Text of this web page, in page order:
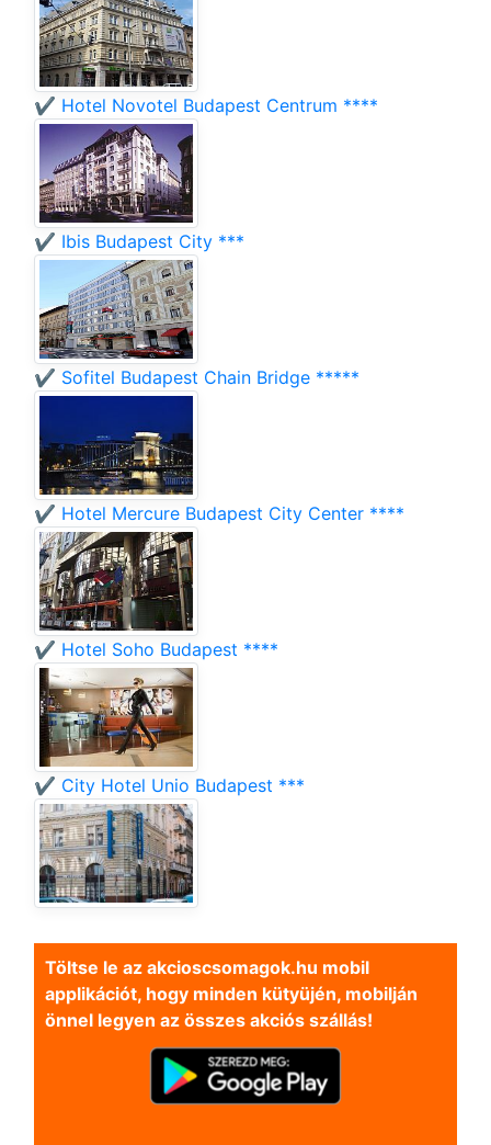
✔️ Hotel Novotel Budapest Centrum ****
✔️ Ibis Budapest City ***
✔️ Sofitel Budapest Chain Bridge *****
✔️ Hotel Mercure Budapest City Center ****
✔️ Hotel Soho Budapest ****
✔️ City Hotel Unio Budapest ***
Töltse le az akcioscsomagok.hu mobil
applikációt, hogy minden kütyüjén, mobilján
önnel legyen az összes akciós szállás!